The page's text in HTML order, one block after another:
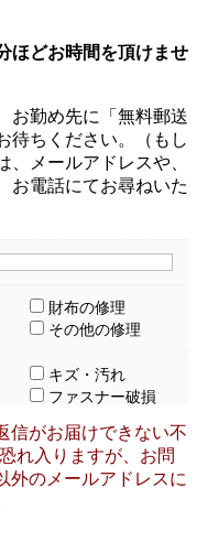
ほどお時間を頂けませ
お勤め先に「無料郵送
待ちください。（もし
、メールアドレスや、
お電話にてお尋ねいた
信がお届けできない不
れ入りますが、お問
外のメールアドレスに